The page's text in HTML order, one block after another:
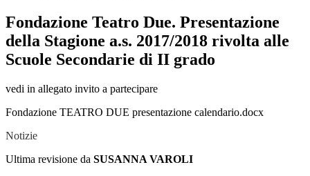
Fondazione Teatro Due. Presentazione
della Stagione a.s. 2017/2018 rivolta alle
Scuole Secondarie di II grado
vedi in allegato invito a partecipare
Fondazione TEATRO DUE presentazione calendario.docx
Notizie
Ultima revisione da SUSANNA VAROLI